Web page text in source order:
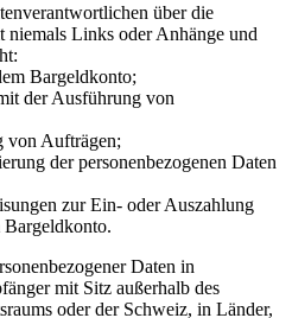
über die
Links oder Anhänge und
Bargeldkonto;
der Ausführung von
von Aufträgen;
der personenbezogenen Daten
zur Ein- oder Auszahlung
Daten in
mit Sitz außerhalb des
oder der Schweiz, in Länder,